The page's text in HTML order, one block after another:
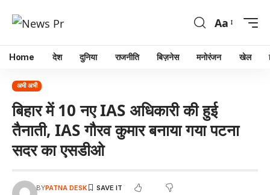
Aa
Home देश दुनिया राजनीति बिज़नेस मनोरंजन खेल
अभी अभी
बिहार में 10 नए IAS अधिकारी की हुई
तैनाती, IAS गौरव कुमार बनाया गया पटना
सदर का एसडीओ
BYPATNA DESK